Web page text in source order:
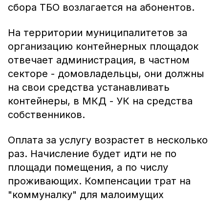
сбора ТБО возлагается на абонентов.
На территории муниципалитетов за
организацию контейнерных площадок
отвечает администрация, в частном
секторе - домовладельцы, они должны
на свои средства устанавливать
контейнеры, в МКД - УК на средства
собственников.
Оплата за услугу возрастет в несколько
раз. Начисление будет идти не по
площади помещения, а по числу
проживающих. Компенсации трат на
"коммуналку" для малоимущих